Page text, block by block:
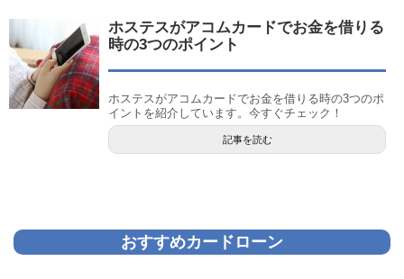
ホステスがアコムカードでお金を借りる
時の3つのポイント
ホステスがアコムカードでお金を借りる時の3つのポ
イントを紹介しています。今すぐチェック！
記事を読む
おすすめカードローン